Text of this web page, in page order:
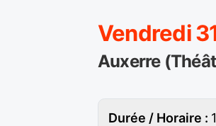
Vendredi
Auxerre
Durée / Horaire :